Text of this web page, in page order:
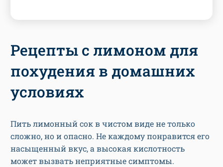
Рецепты с лимоном для
похудения в домашних
условиях
Пить лимонный сок в чистом виде не только
сложно, но и опасно. Не каждому понравится его
насыщенный вкус, а высокая кислотность
может вызвать неприятные симптомы.